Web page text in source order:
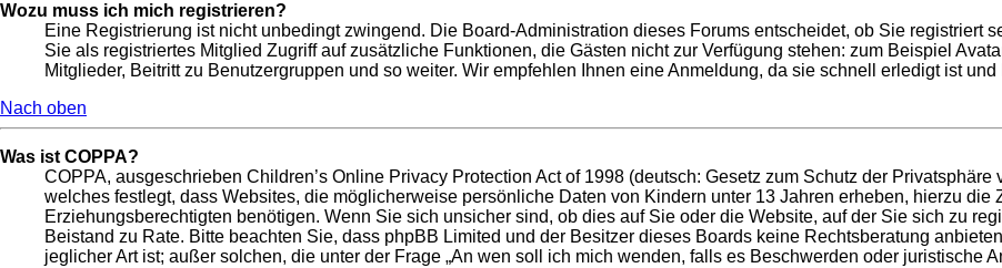
Wozu muss ich mich registrieren?
Eine Registrierung ist nicht unbedingt zwingend. Die Board-Administration dieses Forums entscheidet, ob Sie registriert
Sie als registriertes Mitglied Zugriff auf zusätzliche Funktionen, die Gästen nicht zur Verfügung stehen: zum Beispiel
Mitglieder, Beitritt zu Benutzergruppen und so weiter. Wir empfehlen Ihnen eine Anmeldung, da sie schnell erledigt ist
Nach oben
Was ist COPPA?
COPPA, ausgeschrieben Children’s Online Privacy Protection Act of 1998 (deutsch: Gesetz zum Schutz der
welches festlegt, dass Websites, die möglicherweise persönliche Daten von Kindern unter 13 Jahren erheben, hierzu
Erziehungsberechtigten benötigen. Wenn Sie sich unsicher sind, ob dies auf Sie oder die Website, auf der Sie sich zu
Beistand zu Rate. Bitte beachten Sie, dass phpBB Limited und der Besitzer dieses Boards keine Rechtsberatung
jeglicher Art ist; außer solchen, die unter der Frage „An wen soll ich mich wenden, falls es Beschwerden oder juristische